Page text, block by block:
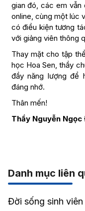
gian đó, các em
online, cùng một lúc
có điều kiện tương
với giảng viên thông
Thay mặt cho tập
học Hoa Sen, thầy
đầy năng lượng để
đáng nhớ.
Thân mến!
Thầy Nguyễn Ngọc
Danh mục liên
Đời sống sinh viên